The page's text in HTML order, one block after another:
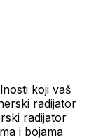
koji vaš
radijator
radijator
i bojama